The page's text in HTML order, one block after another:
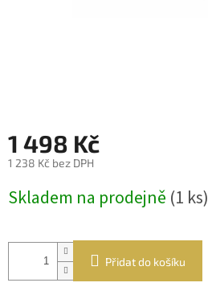
1 498 Kč
1 238 Kč bez DPH
cena:
Skladem na prodejně (1 ks)
Přidat do košíku